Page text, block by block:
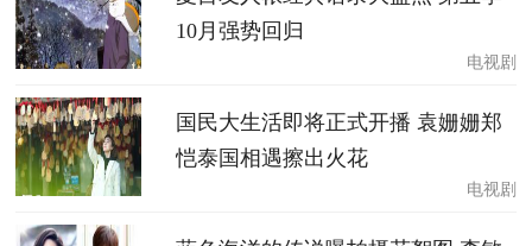
10月强势回归
电视剧
国民大生活即将正式开播 袁姗姗郑
恺泰国相遇擦出火花
电视剧